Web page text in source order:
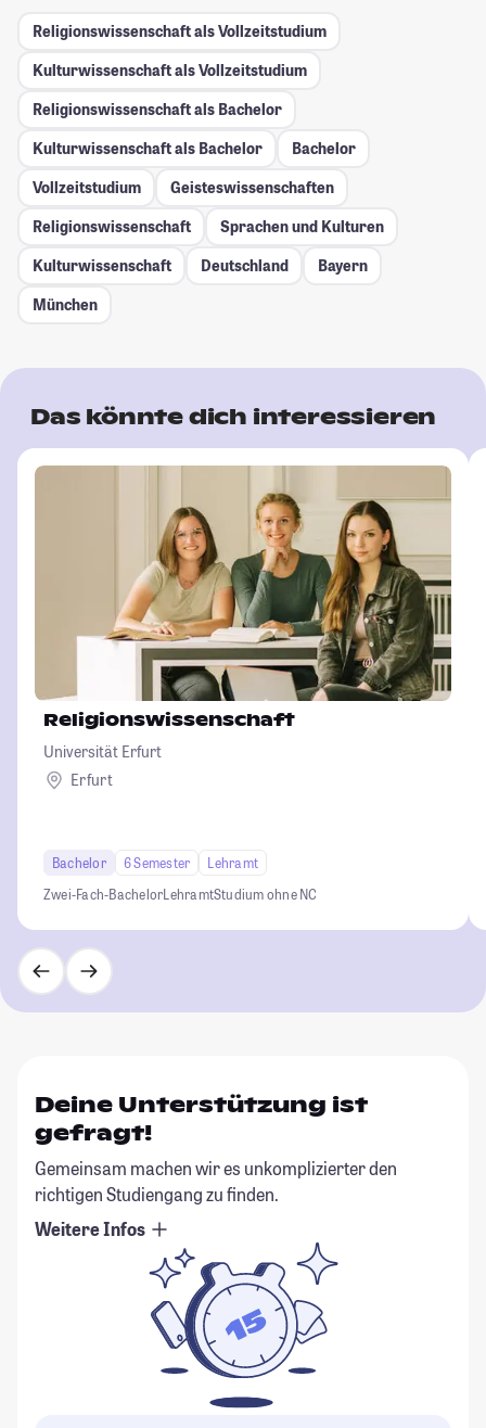
Religionswissenschaft als Vollzeitstudium
Kulturwissenschaft als Vollzeitstudium
Religionswissenschaft als Bachelor
Kulturwissenschaft als Bachelor
Bachelor
Vollzeitstudium
Geisteswissenschaften
Religionswissenschaft
Sprachen und Kulturen
Kulturwissenschaft
Deutschland
Bayern
München
Das könnte dich interessieren
Religionswissenschaft
Universität Erfurt
Erfurt
Bachelor 6 Semester
Lehramt
Zwei-Fach-BachelorLehramtStudium ohne NC
Deine Unterstützung ist
gefragt!
Gemeinsam machen wir es unkomplizierter den
richtigen Studiengang zu finden.
Weitere Infos